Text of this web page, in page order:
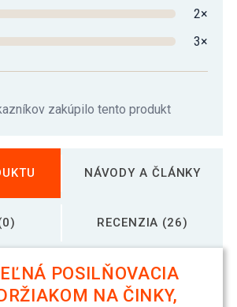
2×
3×
zakúpilo tento produkt
NÁVODY A ČLÁNKY
RECENZIA (26)
POSILŇOVACIA
NA ČINKY,